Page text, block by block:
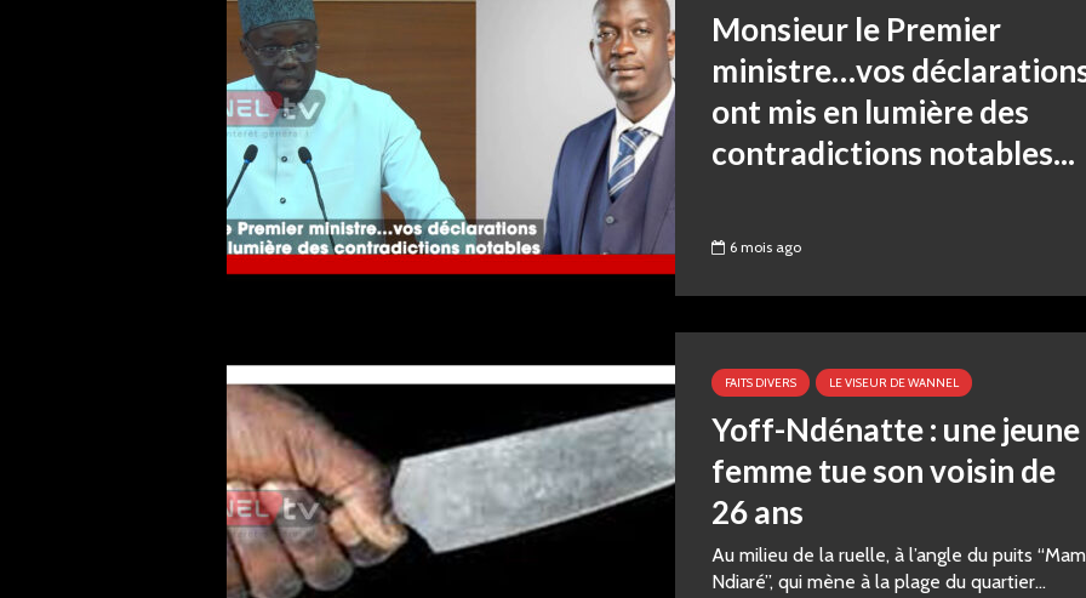
Monsieur le Premier
ministre…vos
ont mis en lumière des
contradictions notables...
6 mois ago
FAITS DIVERS LE VISEUR DE WANNEL
Yoff-Ndénatte : une jeune
femme tue son voisin de
26 ans
Au milieu de la ruelle, à l’angle du puits
Ndiaré”, qui mène à la plage du quartier...